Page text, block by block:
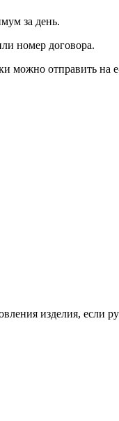
за день.
номер договора.
можно отправить на
изделия, если